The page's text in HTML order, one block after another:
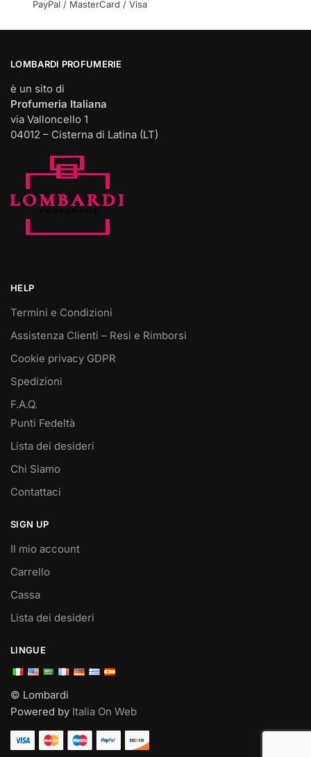
PayPal / MasterCard / Visa
LOMBARDI PROFUMERIE
è un sito di
Profumeria Italiana
via Valloncello 1
04012 – Cisterna di Latina (LT)
HELP
Termini e Condizioni
Assistenza Clienti – Resi e Rimborsi
Cookie privacy GDPR
Spedizioni
F.A.Q.
Punti Fedeltà
Lista dei desideri
Chi Siamo
Contattaci
SIGN UP
Il mio account
Carrello
Cassa
Lista dei desideri
LINGUE
© Lombardi
Powered by Italia On Web